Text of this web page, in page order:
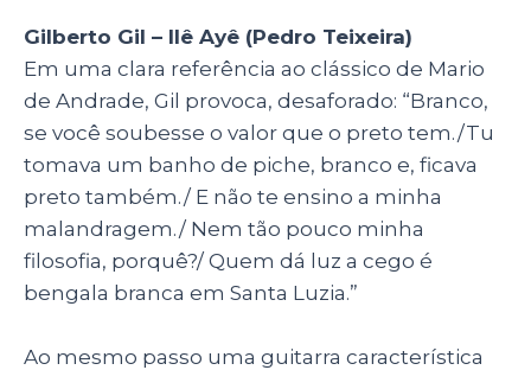
Gilberto Gil – Ilê Ayê (Pedro Teixeira)
Em uma clara referência ao clássico de Mario
de Andrade, Gil provoca, desaforado: “Branco,
se você soubesse o valor que o preto tem./Tu
tomava um banho de piche, branco e, ficava
preto também./ E não te ensino a minha
malandragem./ Nem tão pouco minha
filosofia, porquê?/ Quem dá luz a cego é
bengala branca em Santa Luzia.”
Ao mesmo passo uma guitarra característica